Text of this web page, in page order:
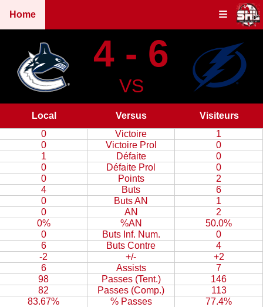
Home
4 - 6
VS
Local Versus
Visiteurs
0
Victoire
1
0
Victoire Prol
0
1
Défaite
0
0
Défaite Prol
0
0
Points
2
4
Buts
6
0
Buts AN
1
0
AN
2
0%
%AN
50.0%
0
Buts Inf. Num.
0
6
Buts Contre
4
-2
+/-
+2
6
Assists
7
98
Passes (Tent.)
146
82
Passes (Comp.)
113
83.67%
% Passes
77.4%